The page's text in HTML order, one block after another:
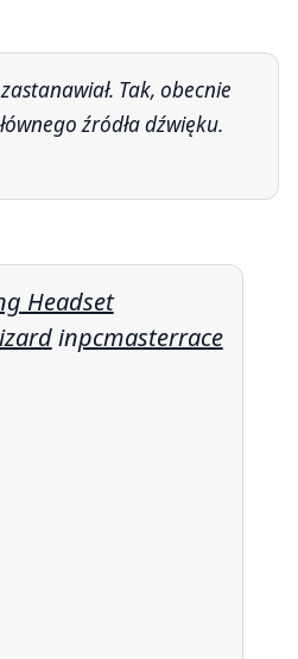
źródła dźwięku.
Headset
inpcmasterrace